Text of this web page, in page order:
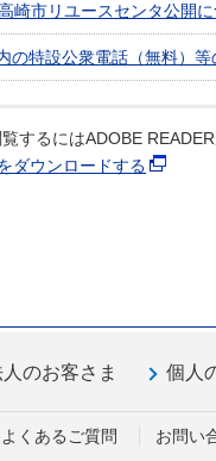
崎市リユースセンタ公開
の特設公衆電話（無料）
するにはADOBE
ダウンロードする
のお客さま 個人
よくあるご質問 お問い